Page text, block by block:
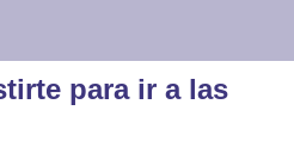
para ir a las